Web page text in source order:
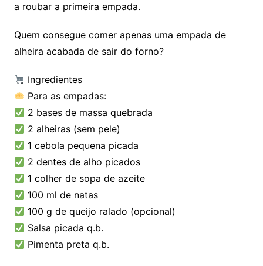
a roubar a primeira empada.
Quem consegue comer apenas uma empada de
alheira acabada de sair do forno?
Ingredientes
Para as empadas:
2 bases de massa quebrada
2 alheiras (sem pele)
1 cebola pequena picada
2 dentes de alho picados
1 colher de sopa de azeite
100 ml de natas
100 g de queijo ralado (opcional)
Salsa picada q.b.
Pimenta preta q.b.